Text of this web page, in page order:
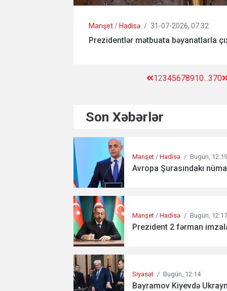
Manşet / Hadisə / 31-07-2026, 07:32
Prezidentlər mətbuata bəyanatlarla
12345678910...370
Son Xəbərlər
Manşet / Hadisə / Bugün, 12:19
Avropa Şurasındakı
Manşet / Hadisə / Bugün, 12:17
Prezident 2 fərman
Siyasət / Bugün, 12:14
Bayramov Kiyevdə